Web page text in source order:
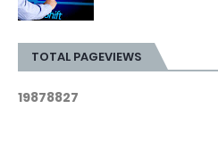
TOTAL PAGEVIEWS
19878827